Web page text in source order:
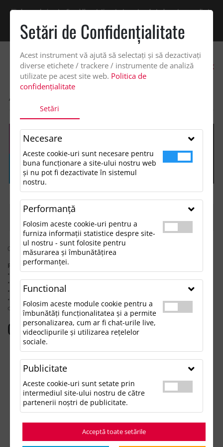
Vindem exclusiv catre firme! Ne puteti contacta pentru oferta de pret personalizata
discount suplimentar de 2% -Cumpără acum!
ACASA
0 rezultate pentru: "lumanarederam"
Pentru a găsi produsul dorit, încearcă următoarele:
• Verifică dacă ai scris corect termenii.
• Încearcă să foloseşti sinonime.
• Încearcă din nou, folosind o căutare mai generală.
• Ne poţi contacta telefonic la 021.336.03.32 sau prin email la
office@updateadv.ro şi te ajutăm să găseşti produsul dorit.
Categorii populare
Accesorii birou
Accesorii mancare si bautura
Accesorii Tech si Gadgeturi
Haine de Munca
Imbracaminte si Accesorii
Lifestyle si Timp Liber
Ocazii și Evenimente Tematice
Setări de Confidenţialitate
Acest instrument vă ajută să selectați și să dezactivați
diverse etichete / trackere / instrumente de analiză
utilizate pe acest site web. Politica de
confidențialitate
Setări
Necesare
Aceste cookie-uri sunt necesare pentru
buna funcționare a site-ului nostru web
și nu pot fi dezactivate în sistemul
nostru.
Performanţă
Folosim aceste cookie-uri pentru a
furniza informații statistice despre site-
ul nostru - sunt folosite pentru
măsurarea și îmbunătățirea
performanței.
Functional
Folosim aceste module cookie pentru a
îmbunătăți funcționalitatea și a permite
personalizarea, cum ar fi chat-urile live,
videoclipurile și utilizarea rețelelor
sociale.
Publicitate
Aceste cookie-uri sunt setate prin
intermediul site-ului nostru de către
partenerii noștri de publicitate.
Acceptă toate setările